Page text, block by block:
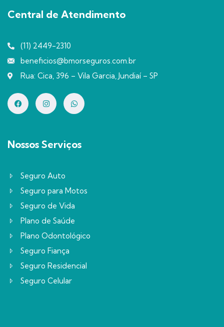
Central de Atendimento
(11) 2449-2310
beneficios@bmorseguros.com.br
Rua: Cica, 396 – Vila Garcia, Jundiaí – SP
Nossos Serviços
Seguro Auto
Seguro para Motos
Seguro de Vida
Plano de Saúde
Plano Odontológico
Seguro Fiança
Seguro Residencial
Seguro Celular